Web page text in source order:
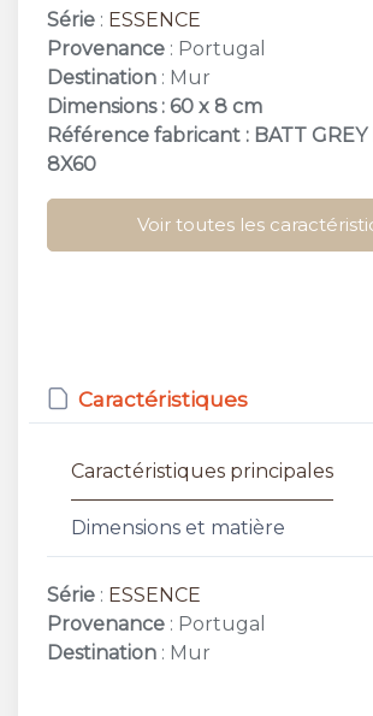
Série : ESSENCE
Provenance : Portugal
Destination : Mur
Dimensions : 60 x 8 cm
Référence fabricant : BATT GREY
8X60
Voir toutes les
Caractéristiques
Caractéristiques principales
Dimensions et matière
Série : ESSENCE
Provenance : Portugal
Destination : Mur